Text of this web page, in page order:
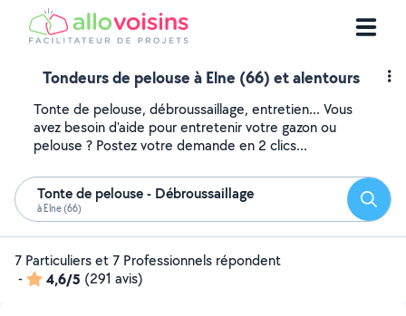
Tondeurs de pelouse à Elne (66) et alentours
Tonte de pelouse, débroussaillage, entretien... Vous
avez besoin d'aide pour entretenir votre gazon ou
pelouse ? Postez votre demande en 2 clics...
Tonte de pelouse - Débroussaillage
à Elne (66)
7 Particuliers et 7 Professionnels répondent
-
4,6/5 (291 avis)